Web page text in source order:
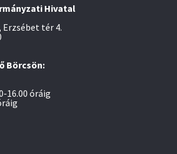
Hivatal
tér 4.
Börcsön:
16.00 óráig